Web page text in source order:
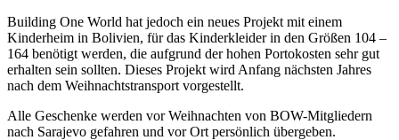
Building One World hat jedoch ein neues Projekt mit einem
Kinderheim in Bolivien, für das Kinderkleider in den Größen 104 –
164 benötigt werden, die aufgrund der hohen Portokosten sehr gut
erhalten sein sollten. Dieses Projekt wird Anfang nächsten Jahres
nach dem Weihnachtstransport vorgestellt.
Alle Geschenke werden vor Weihnachten von BOW-Mitgliedern
nach Sarajevo gefahren und vor Ort persönlich übergeben.